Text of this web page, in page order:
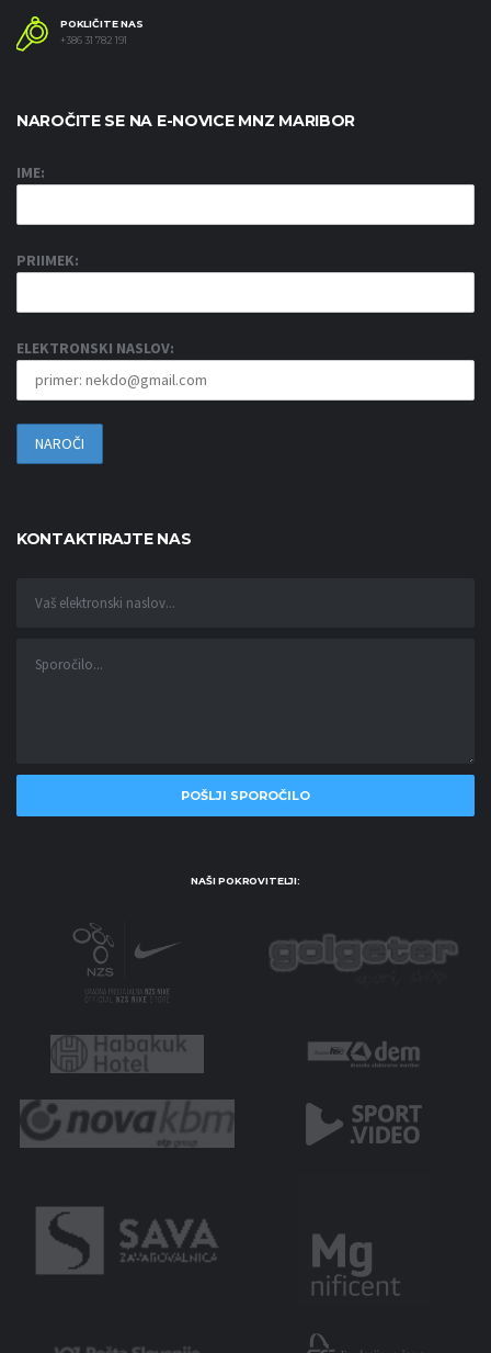
POKLIČITE NAS
+386 31 782 191
NAROČITE SE NA E-NOVICE MNZ MARIBOR
IME:
PRIIMEK:
ELEKTRONSKI NASLOV:
KONTAKTIRAJTE NAS
NAŠI POKROVITELJI: